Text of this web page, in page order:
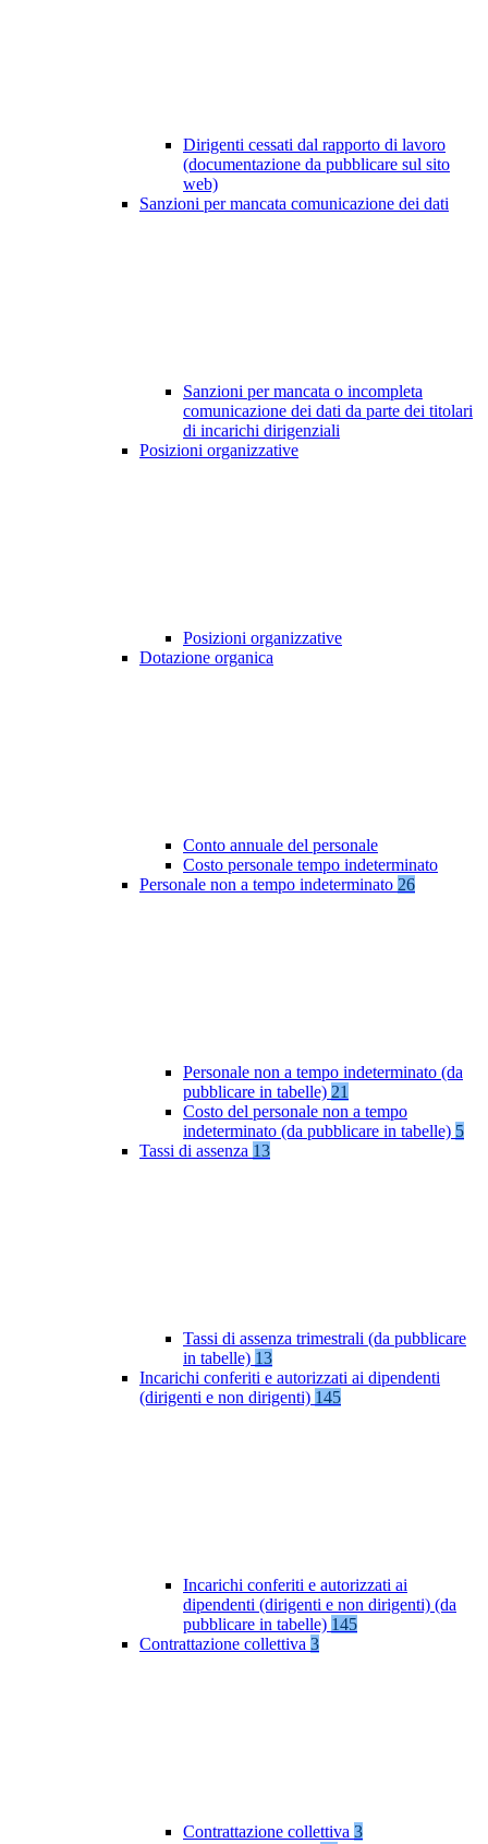
Dirigenti cessati dal rapporto di lavoro
(documentazione da pubblicare sul sito
web)
Sanzioni per mancata comunicazione dei dati
Sanzioni per mancata o incompleta
comunicazione dei dati da parte dei titolari
di incarichi dirigenziali
Posizioni organizzative
Posizioni organizzative
Dotazione organica
Conto annuale del personale
Costo personale tempo indeterminato
Personale non a tempo indeterminato 26
Personale non a tempo indeterminato (da
pubblicare in tabelle) 21
Costo del personale non a tempo
indeterminato (da pubblicare in tabelle) 5
Tassi di assenza 13
Tassi di assenza trimestrali (da pubblicare
in tabelle) 13
Incarichi conferiti e autorizzati ai dipendenti
(dirigenti e non dirigenti) 145
Incarichi conferiti e autorizzati ai
dipendenti (dirigenti e non dirigenti) (da
pubblicare in tabelle) 145
Contrattazione collettiva 3
Contrattazione collettiva 3